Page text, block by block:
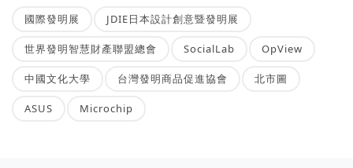
國際發明展 JDIE日本設計創意暨發明展
世界發明智慧財產聯盟總會 SocialLab OpView
中國文化大學 台灣發明商品促進協會 北市圖
ASUS Microchip